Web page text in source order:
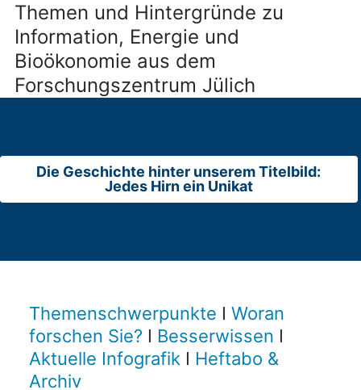
Themen und Hintergründe zu
Information, Energie und
Bioökonomie aus dem
Forschungszentrum Jülich
Die Geschichte hinter unserem Titelbild:
Jedes Hirn ein Unikat
Themenschwerpunkte I Woran
forschen Sie? I Besserwissen I
Aktuelle Infografik I Heftabo &
Archiv